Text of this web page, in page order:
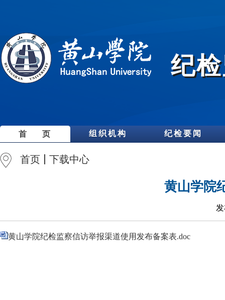
纪
首 页 组织机构 纪检要闻
首页 下载中心
黄山学院
黄山学院纪检监察信访举报渠道使用发布备案表.doc